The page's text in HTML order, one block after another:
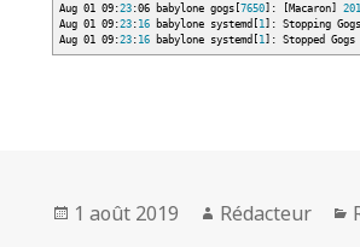
Aug 01 09:23 :06 babylone gogs [7650 : Macaron
Aug 01 09:23 : 16 babylone systemd 1 : Stopping
Aug 01 09:23 : 16 babylone systemd 1 : Stopped Gogs
Publié
1 août 2019 Auteur
Rédacteur